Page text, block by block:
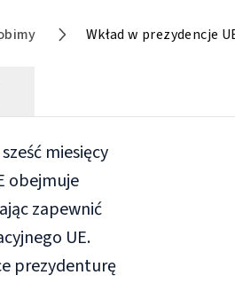
Wkład w prezydencje
miesięcy
obejmuje
zapewnić
UE.
prezydenturę